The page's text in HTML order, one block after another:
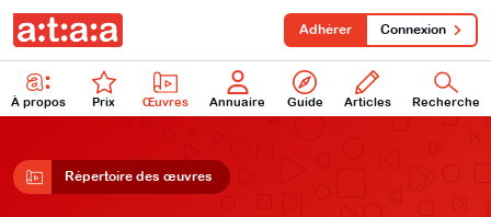
À propos Prix Œuvres Annuaire Guide Articles Recherche
Adhérer Connexion
Répertoire des œuvres